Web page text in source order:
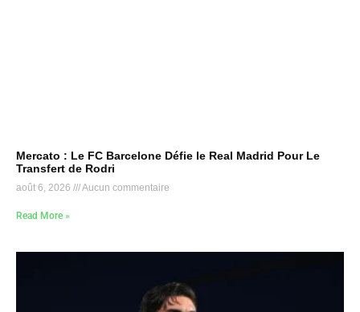
Mercato : Le FC Barcelone Défie le Real Madrid Pour Le
Transfert de Rodri
août 6, 2026 Aucun commentaire
Read More »